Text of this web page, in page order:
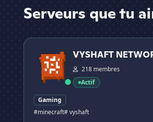
Serveurs que tu
VYSHAFT NETWORK
VYSHAFT
218 membres
Actif
Gaming
#minecraft# vyshaft